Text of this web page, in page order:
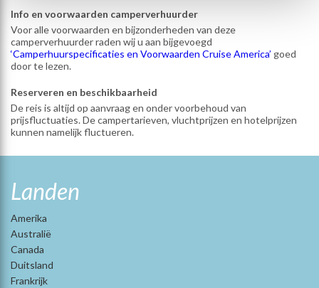
Info en voorwaarden camperverhuurder
Voor alle voorwaarden en bijzonderheden van deze
camperverhuurder raden wij u aan bijgevoegd
‘Camperhuurspecificaties en Voorwaarden Cruise America’ goed
door te lezen.
Reserveren en beschikbaarheid
De reis is altijd op aanvraag en onder voorbehoud van
prijsfluctuaties. De campertarieven, vluchtprijzen en hotelprijzen
kunnen namelijk fluctueren.
Landen
Amerika
Australië
Canada
Duitsland
Frankrijk